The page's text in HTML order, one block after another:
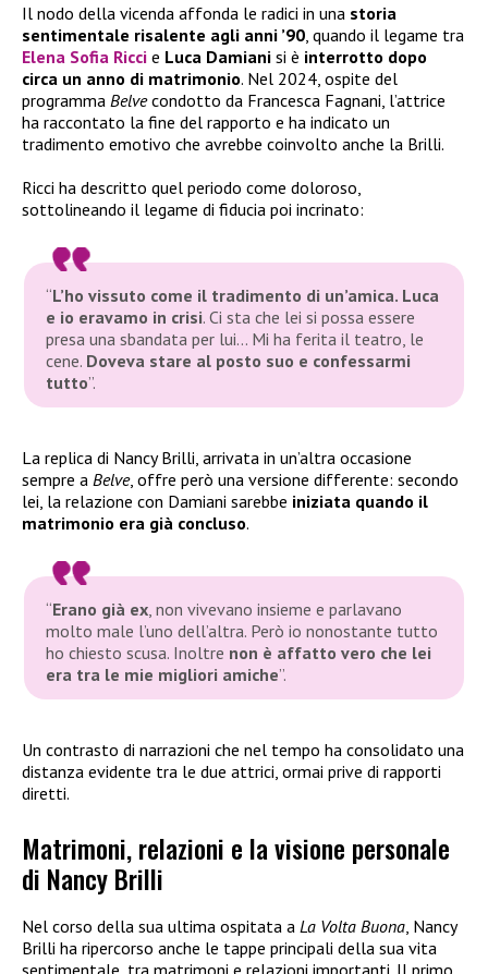
Il nodo della vicenda affonda le radici in una storia
sentimentale risalente agli anni ’90 , quando il legame tra
Elena Sofia Ricci e Luca Damiani si è interrotto dopo
circa un anno di matrimonio. Nel 2024, ospite del
programma Belvecondotto da Francesca Fagnani, l’attrice
ha raccontato la fine del rapporto e ha indicato un
tradimento emotivo che avrebbe coinvolto anche la Brilli.
Ricci ha descritto quel periodo come doloroso,
sottolineando il legame di fiducia poi incrinato:
“L’ho vissuto come il tradimento di un’amica. Luca
e io eravamo in crisi. Ci sta che lei si possa essere
presa una sbandata per lui… Mi ha ferita il teatro, le
cene. Doveva stare al posto suo e confessarmi
tutto”.
La replica di Nancy Brilli, arrivata in un’altra occasione
sempre a Belve, offre però una versione differente: secondo
lei, la relazione con Damiani sarebbe iniziata quando il
matrimonio era già concluso.
“Erano già ex , non vivevano insieme e parlavano
molto male l’uno dell’altra. Però io nonostante tutto
ho chiesto scusa. Inoltre non è affatto vero che lei
era tra le mie migliori amiche”.
Un contrasto di narrazioni che nel tempo ha consolidato una
distanza evidente tra le due attrici, ormai prive di rapporti
diretti.
Matrimoni, relazioni e la visione personale
di Nancy Brilli
Nel corso della sua ultima ospitata a La Volta Buona, Nancy
Brilli ha ripercorso anche le tappe principali della sua vita